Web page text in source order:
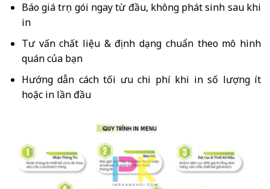
Báo giá trọn gói ngay từ đầu, không phát sinh sau khi
in
Tư vấn chất liệu & định dạng chuẩn theo mô hình
quán của bạn
Hướng dẫn cách tối ưu chi phí khi in số lượng ít
hoặc in lần đầu